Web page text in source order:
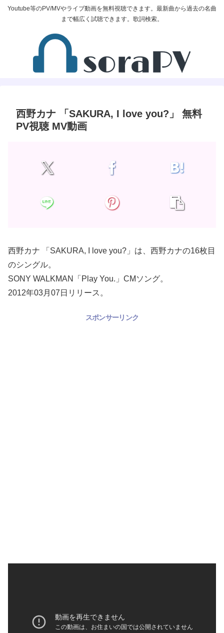
Youtube等のPV/MVやライブ動画を無料視聴できます。最新曲から過去の名曲
まで幅広く試聴できます。歌詞検索。
西野カナ 「SAKURA, I love you?」 無料
PV視聴 MV動画
西野カナ 「SAKURA, I love you?」は、西野カナの16枚目
のシングル。
SONY WALKMAN「Play You.」CMソング。
2012年03月07日リリース。
スポンサーリンク